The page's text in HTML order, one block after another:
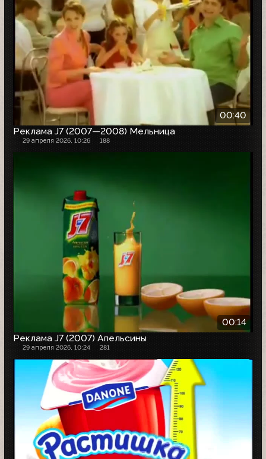
00:40
Реклама J7 (2007—2008) Мельница
29 апреля 2026, 10:26 188
00:14
Реклама J7 (2007) Апельсины
29 апреля 2026, 10:24 281